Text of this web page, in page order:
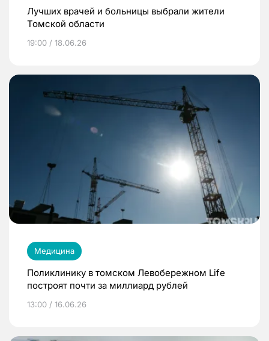
Лучших врачей и больницы выбрали жители
Томской области
19:00 / 18.06.26
Медицина
Поликлинику в томском Левобережном Life
построят почти за миллиард рублей
13:00 / 16.06.26